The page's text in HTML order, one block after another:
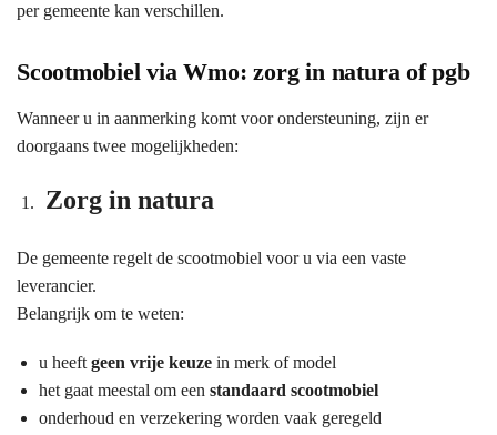
per gemeente kan verschillen.
Scootmobiel via Wmo: zorg in natura of pgb
Wanneer u in aanmerking komt voor ondersteuning, zijn er
doorgaans twee mogelijkheden:
Zorg in natura
De gemeente regelt de scootmobiel voor u via een vaste
leverancier.
Belangrijk om te weten:
u heeft geen vrije keuze in merk of model
het gaat meestal om een standaard scootmobiel
onderhoud en verzekering worden vaak geregeld